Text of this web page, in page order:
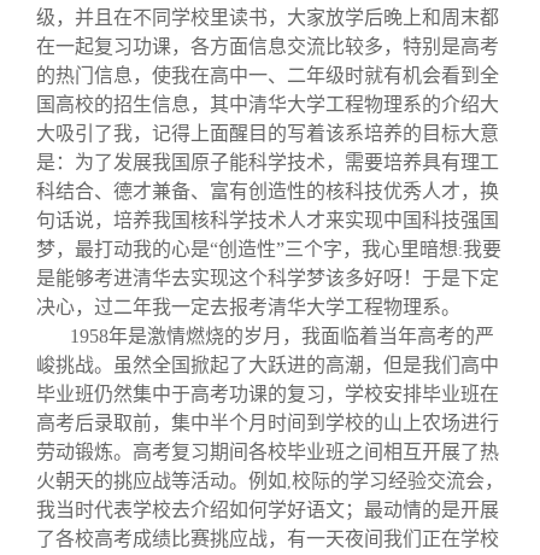
级，并且在不同学校里读书，大家放学后晚上和周末都
在一起复习功课，各方面信息交流比较多，特别是高考
的热门信息，使我在高中一、二年级时就有机会看到全
国高校的招生信息，其中清华大学工程物理系的介绍大
大吸引了我，记得上面醒目的写着该系培养的目标大意
是：为了发展我国原子能科学技术，需要培养具有理工
科结合、德才兼备、富有创造性的核科技优秀人才，换
句话说，培养我国核科学技术人才来实现中国科技强国
梦，最打动我的心是“创造性”三个字，我心里暗想:我要
是能够考进清华去实现这个科学梦该多好呀！于是下定
决心，过二年我一定去报考清华大学工程物理系。
1958年是激情燃烧的岁月，我面临着当年高考的严
峻挑战。虽然全国掀起了大跃进的高潮，但是我们高中
毕业班仍然集中于高考功课的复习，学校安排毕业班在
高考后录取前，集中半个月时间到学校的山上农场进行
劳动锻炼。高考复习期间各校毕业班之间相互开展了热
火朝天的挑应战等活动。例如 校际的学习经验交流会，
我当时代表学校去介绍如何学好语文；最动情的是开展
了各校高考成绩比赛挑应战，有一天夜间我们正在学校